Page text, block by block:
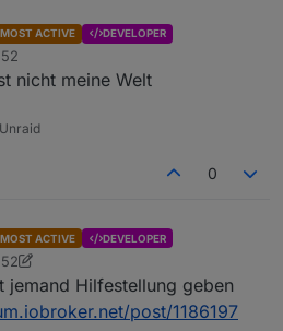
MOST ACTIVE DEVELOPER
nicht meine Welt
0
MOST ACTIVE DEVELOPER
8. Aug. 2024, 14:52
jemand Hilfestellung geben
post/1186197